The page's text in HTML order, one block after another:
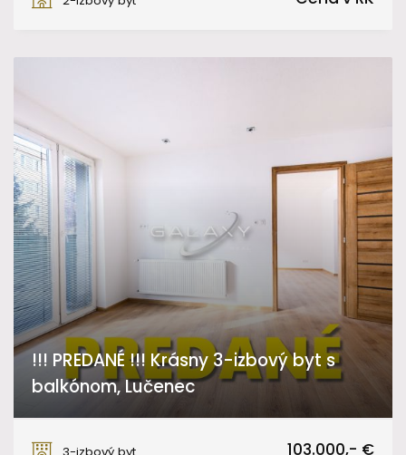
!!! PREDANÉ !!! Krásny 3-izbový byt s
balkónom, Lučenec
103.000,- €